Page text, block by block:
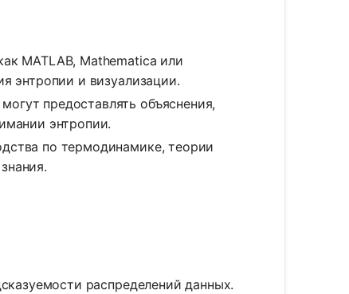
MATLAB, Mathematica или
энтропии и визуализации.
предоставлять объяснения,
энтропии.
по термодинамике, теории
распределений данных.